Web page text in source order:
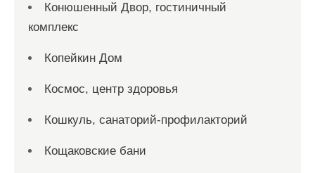
Конюшенный Двор, гостиничный
комплекс
Копейкин Дом
Космос, центр здоровья
Кошкуль, санаторий-профилакторий
Кощаковские бани